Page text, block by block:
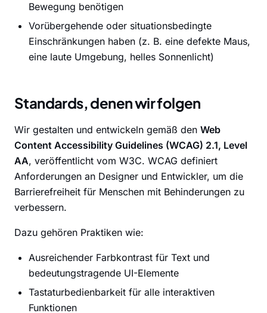
Bewegung benötigen
Vorübergehende oder situationsbedingte
Einschränkungen haben (z. B. eine defekte Maus,
eine laute Umgebung, helles Sonnenlicht)
Standards, denen wir folgen
Wir gestalten und entwickeln gemäß den Web
Content Accessibility Guidelines (WCAG) 2.1, Level
AA, veröffentlicht vom W3C. WCAG definiert
Anforderungen an Designer und Entwickler, um die
Barrierefreiheit für Menschen mit Behinderungen zu
verbessern.
Dazu gehören Praktiken wie:
Ausreichender Farbkontrast für Text und
bedeutungstragende UI-Elemente
Tastaturbedienbarkeit für alle interaktiven
Funktionen